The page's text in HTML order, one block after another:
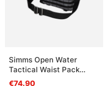
Simms Open Water
Tactical Waist Pack
Black
€74.90